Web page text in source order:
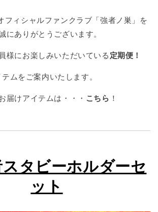
フィシャルファンクラブ「強者ノ巣」を
にありがとうございます。
様にお楽しみいただいている 定期便！
ムをご案内いたします。
届けアイテムは・・・ こちら ！
タビーホルダーセ
ット